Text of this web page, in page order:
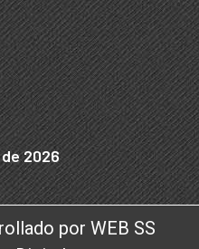
2026
por WEB SS